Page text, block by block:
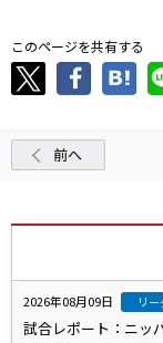
このページを共有する
前へ
2026年08月09日 リー
試合レポート：ニッ